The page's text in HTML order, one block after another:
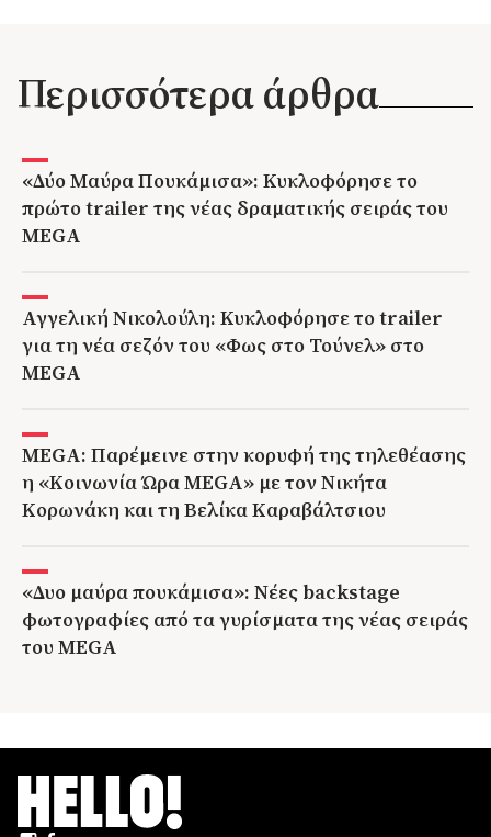
Περισσότερα άρθρα
«Δύο Μαύρα Πουκάμισα»: Κυκλοφόρησε το
πρώτο trailer της νέας δραματικής σειράς του
MEGA
Αγγελική Νικολούλη: Κυκλοφόρησε το trailer
για τη νέα σεζόν του «Φως στο Τούνελ» στο
MEGA
MEGA: Παρέμεινε στην κορυφή της τηλεθέασης
η «Κοινωνία Ώρα MEGA» με τον Νικήτα
Κορωνάκη και τη Βελίκα Καραβάλτσιου
«Δυο μαύρα πουκάμισα»: Νέες backstage
φωτογραφίες από τα γυρίσματα της νέας σειράς
του MEGA